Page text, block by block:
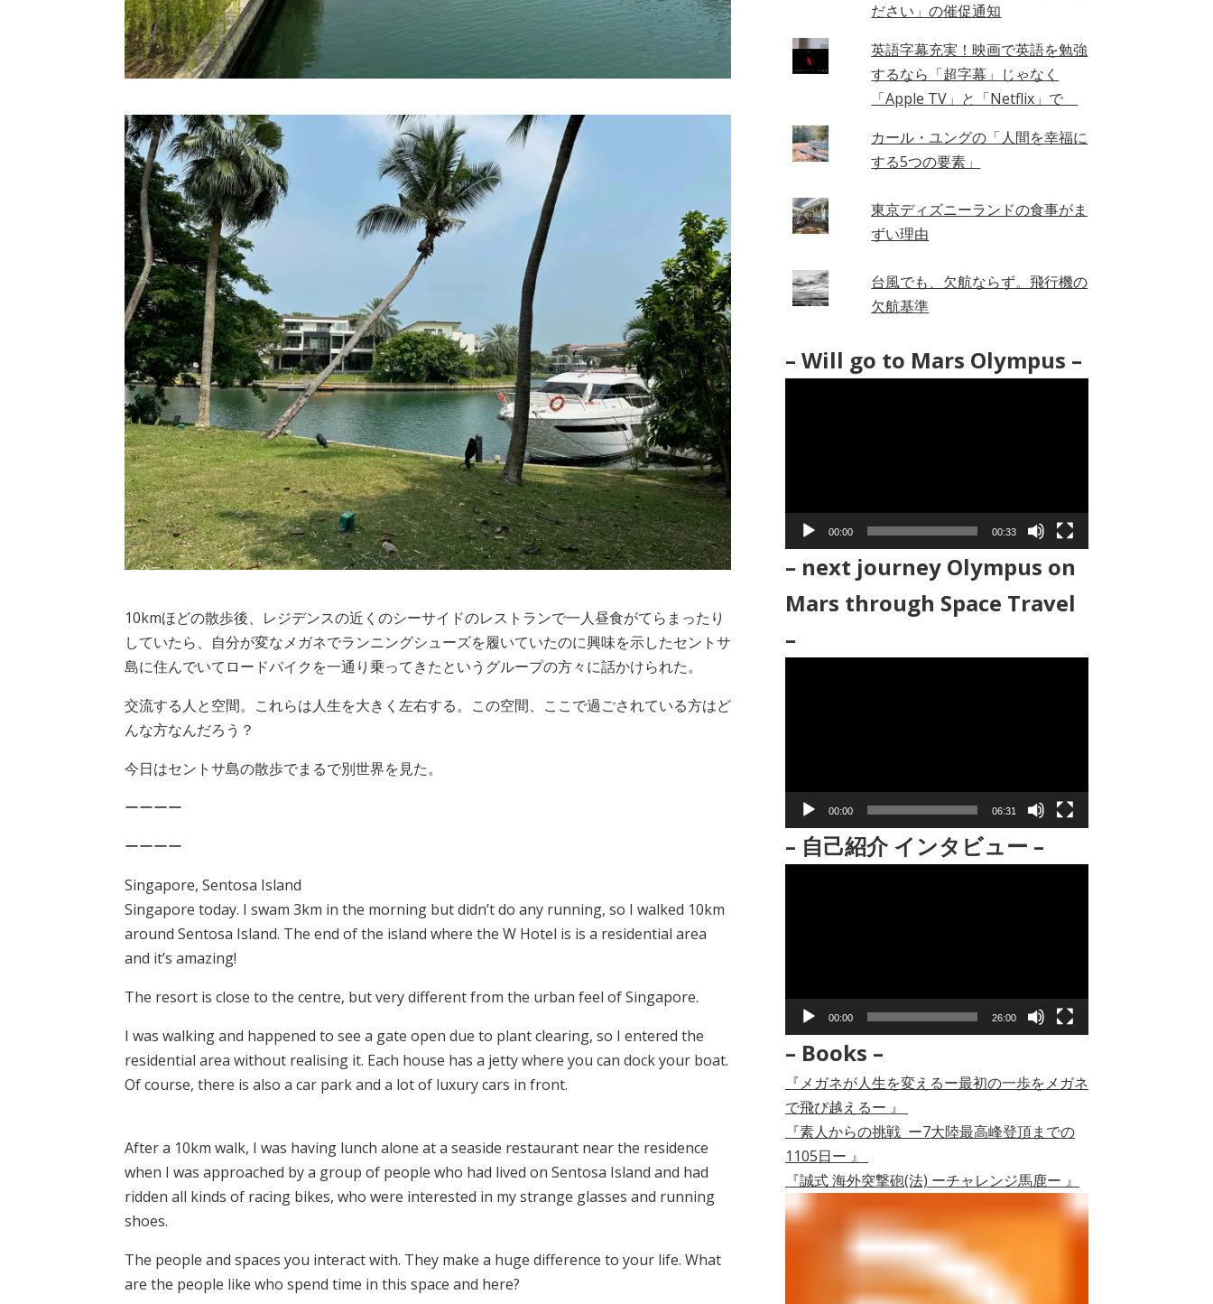
10kmほどの散歩後、レジデンスの近くのシーサイドのレストランで一人昼食がてらまったり
していたら、自分が変なメガネでランニングシューズを履いていたのに興味を示したセントサ
島に住んでいてロードバイクを一通り乗ってきたというグループの方々に話かけられた。
交流する人と空間。これらは人生を大きく左右する。この空間、ここで過ごされている方はど
んな方なんだろう？
今日はセントサ島の散歩でまるで別世界を見た。
ーーーー
ーーーー
Singapore, Sentosa Island
Singapore today. I swam 3km in the morning but didn’t do any running, so I walked 10km
around Sentosa Island. The end of the island where the W Hotel is is a residential area
and it’s amazing!
The resort is close to the centre, but very different from the urban feel of Singapore.
I was walking and happened to see a gate open due to plant clearing, so I entered the
residential area without realising it. Each house has a jetty where you can dock your boat.
Of course, there is also a car park and a lot of luxury cars in front.
After a 10km walk, I was having lunch alone at a seaside restaurant near the residence
when I was approached by a group of people who had lived on Sentosa Island and had
ridden all kinds of racing bikes, who were interested in my strange glasses and running
shoes.
The people and spaces you interact with. They make a huge difference to your life. What
are the people like who spend time in this space and here?
ださい」の催促通知
英語字幕充実！映画で英語を勉強
するなら「超字幕」じゃなく
「Apple TV」と「Netflix」で
カール・ユングの「人間を幸福に
する5つの要素」
東京ディズニーランドの食事がま
ずい理由
台風でも、欠航ならず。飛行機の
欠航基準
– Will go to Mars Olympus –
ヤ
00:00 00:33
– next journey Olympus on
Mars through Space Travel
–
ヤ
00:00 06:31
– 自己紹介 インタビュー –
ヤ
00:00 26:00
– Books –
『メガネが人生を変えるー最初の一歩をメガネ
で飛び越えるー 』
『素人からの挑戦 ー7大陸最高峰登頂までの
1105日ー 』
『誠式 海外突撃砲(法) ーチャレンジ馬鹿ー 』